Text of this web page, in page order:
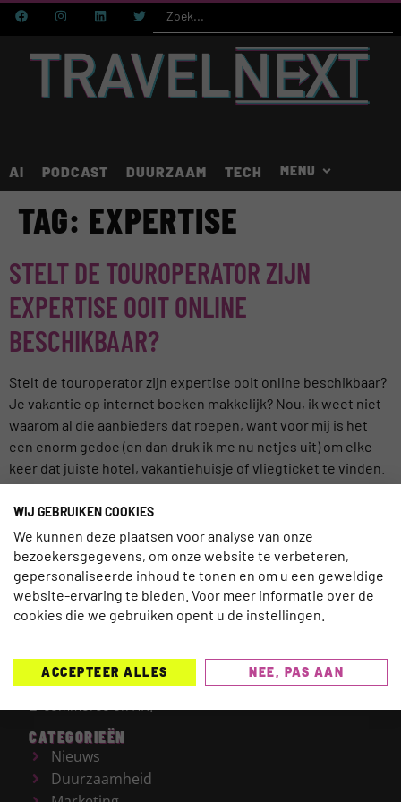
AI PODCAST DUURZAAM TECH
TAG: EXPERTISE
STELT DE TOUROPERATOR ZIJN
EXPERTISE OOIT ONLINE
BESCHIKBAAR?
Stelt de touroperator zijn expertise ooit online beschikbaar?
Je vakantie op internet boeken makkelijk? Nou, ik weet niet
waarom al die aanbieders dat roepen, want voor mij is het
een enorm gedoe (en dan druk ik me nu netjes uit) om elke
keer dat juiste hotel, vakantiehuisje of vliegticket te vinden.
Het feit dat ik […]
TRAVELNEXT is hét leading kennisplatform voor de
gehele reisbranche, met een focus op de laatste
reismarkt.Onderwerpen die worden behandeld zijn
onder meer Technologie, Duurzaamheid, AI, Marketing,
CATEGORIEËN
Nieuws
Duurzaamheid
WIJ GEBRUIKEN COOKIES
We kunnen deze plaatsen voor analyse van onze
bezoekersgegevens, om onze website te verbeteren,
gepersonaliseerde inhoud te tonen en om u een geweldige
website-ervaring te bieden. Voor meer informatie over de
cookies die we gebruiken opent u de instellingen.
ACCEPTEER ALLES NEE, PAS AAN